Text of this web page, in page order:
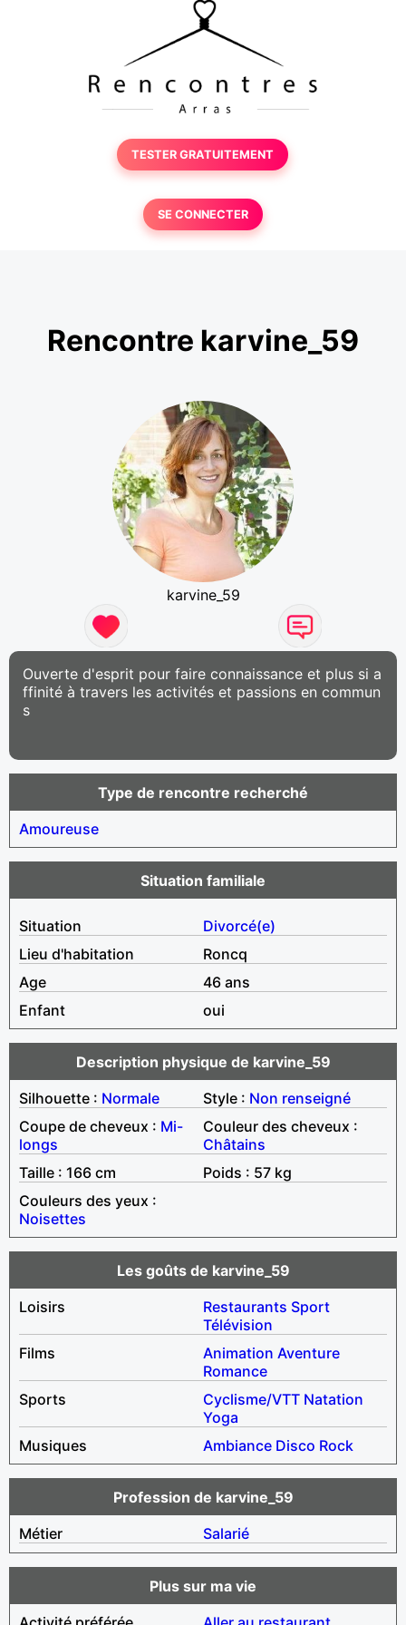
TESTER GRATUITEMENT
SE CONNECTER
Rencontre karvine_59
karvine_59
Ouverte d'esprit pour faire connaissance et plus si a
ffinité à travers les activités et passions en commun
s
Type de rencontre recherché
Amoureuse
Situation familiale
Situation
Divorcé(e)
Lieu d'habitation
Roncq
Age
46 ans
Enfant
oui
Description physique de karvine_59
Silhouette : Normale Style : Non renseigné
Coupe de cheveux : Mi-
longs
Couleur des cheveux :
Châtains
Taille : 166 cm
Poids : 57 kg
Couleurs des yeux :
Noisettes
Les goûts de karvine_59
Loisirs
Restaurants Sport
Télévision
Films
Animation Aventure
Romance
Sports
Cyclisme/VTT Natation
Yoga
Musiques
Ambiance Disco Rock
Profession de karvine_59
Métier
Salarié
Plus sur ma vie